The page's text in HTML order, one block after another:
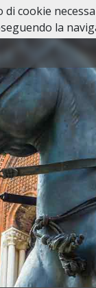
cookie
la